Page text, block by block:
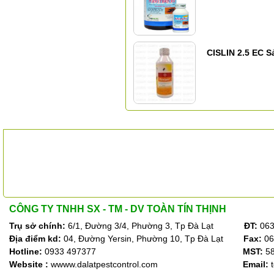
CISLIN 2.5 EC
CÔNG TY TNHH SX - TM - DV TOÀN TÍN THỊNH
Trụ sở chính: 6/1, Đường 3/4, Phường 3, Tp Đà Lạt ĐT:
Địa điểm kd: 04, Đường Yersin, Phường 10, Tp Đà Lạt Fax:
Hotline: 0933 497377 MST:
Website : wwww.dalatpestcontrol.com Email: